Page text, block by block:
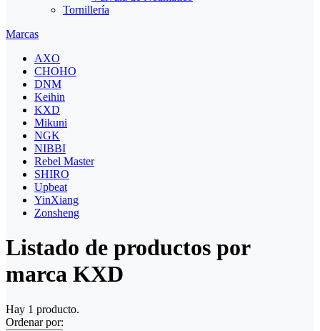
Tornillería
Marcas
AXO
CHOHO
DNM
Keihin
KXD
Mikuni
NGK
NIBBI
Rebel Master
SHIRO
Upbeat
YinXiang
Zonsheng
Listado de productos por
marca KXD
Hay 1 producto.
Ordenar por: